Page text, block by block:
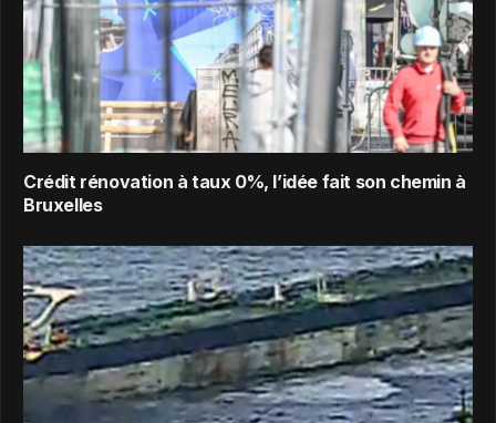
Crédit rénovation à taux 0%, l’idée fait son chemin à
Bruxelles